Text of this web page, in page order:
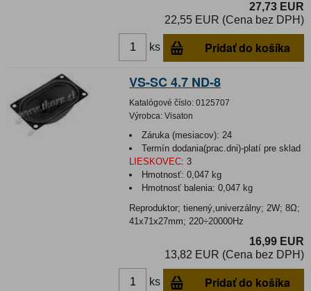
27,73 EUR
22,55 EUR (Cena bez DPH)
ks Pridať do košíka
VS-SC 4.7 ND-8
Katalógové číslo: 0125707
Výrobca: Visaton
Záruka (mesiacov): 24
Termín dodania(prac.dni)-platí pre sklad
LIESKOVEC: 3
Hmotnosť:0,047 kg
Hmotnosť balenia:0,047 kg
Reproduktor; tienený,univerzálny; 2W; 8Ω;
41x71x27mm; 220÷20000Hz
16,99 EUR
13,82 EUR (Cena bez DPH)
ks Pridať do košíka